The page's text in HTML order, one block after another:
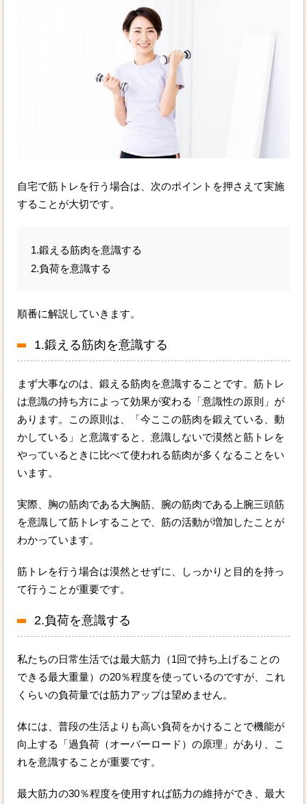
自宅で筋トレを行う場合は、次のポイントを押さえて実施
することが大切です。
1.鍛える筋肉を意識する
2.負荷を意識する
順番に解説していきます。
1.鍛える筋肉を意識する
まず大事なのは、鍛える筋肉を意識することです。筋トレ
は意識の持ち方によって効果が変わる「意識性の原則」が
あります。この原則は、「今ここの筋肉を鍛えている、動
かしている」と意識すると、意識しないで漠然と筋トレを
やっているときに比べて使われる筋肉が多くなることをい
います。
実際、胸の筋肉である大胸筋、腕の筋肉である上腕三頭筋
を意識して筋トレすることで、筋の活動が増加したことが
わかっています。
筋トレを行う場合は漠然とせずに、しっかりと目的を持っ
て行うことが重要です。
2.負荷を意識する
私たちの日常生活では最大筋力（1回で持ち上げることの
できる最大重量）の20％程度を使っているのですが、これ
くらいの負荷量では筋力アップは望めません。
体には、普段の生活よりも高い負荷をかけることで機能が
向上する「過負荷（オーバーロード）の原理」があり、こ
れを意識することが重要です。
最大筋力の30％程度を使用すれば筋力の維持ができ、最大